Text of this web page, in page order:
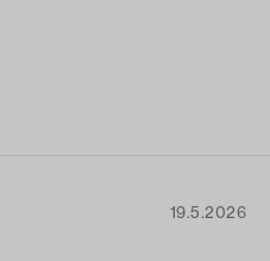
19.5.2026